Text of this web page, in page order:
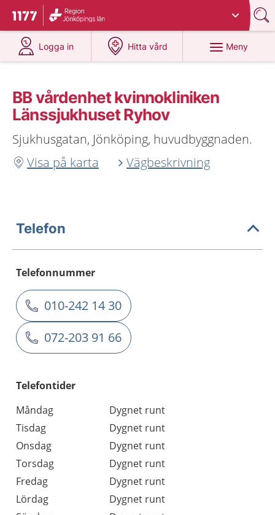
Till startsidan för 1177
Du har valt region
Logga in
på 1177.se
Hitta vård
på 1177.se
Meny
BB vårdenhet kvinnokliniken
Länssjukhuset Ryhov
Sjukhusgatan, Jönköping, huvudbyggnaden.
Visa på karta
Vägbeskrivning
Telefon
Telefonnummer
010-242 14 30
072-203 91 66
Telefontider
Måndag
Dygnet runt
Tisdag
Dygnet runt
Onsdag
Dygnet runt
Torsdag
Dygnet runt
Fredag
Dygnet runt
Lördag
Dygnet runt